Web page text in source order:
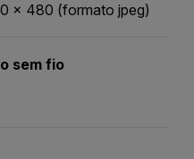
× 480 (formato jpeg)
sem fio